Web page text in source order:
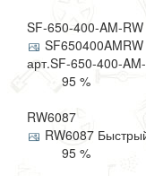
SF-650-400-AM-RW
арт.SF-650-400-
95 %
RW6087
RW6087
95 %